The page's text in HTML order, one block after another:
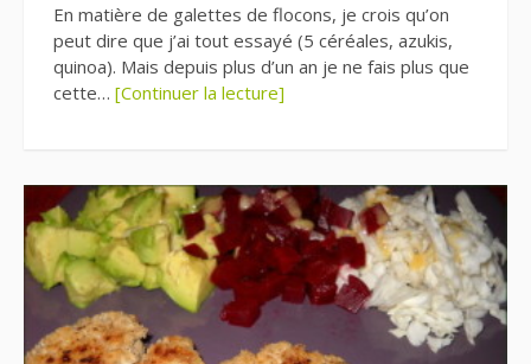
En matière de galettes de flocons, je crois qu’on
peut dire que j’ai tout essayé (5 céréales, azukis,
quinoa). Mais depuis plus d’un an je ne fais plus que
cette… [Continuer la lecture]